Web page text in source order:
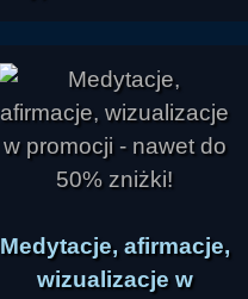
Medytacje, afirmacje,
wizualizacje w